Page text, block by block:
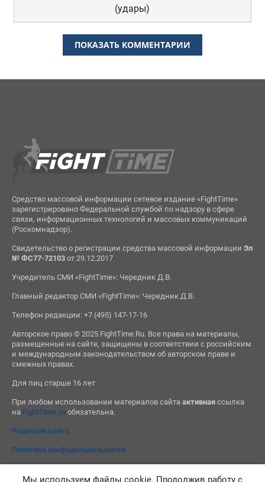
(удары)
ПОКАЗАТЬ КОММЕНТАРИИ
Средство массовой информации сетевое издание «FightTime»
зарегистрировано Федеральной службой по надзору в сфере
связи, информационных технологий и массовых коммуникаций
(Роскомнадзор).
Свидетельство о регистрации средства массовой информации Эл
№ ФС77-72103от 29.12.2017
Учредитель СМИ «FightTime»: Чередник Д.В.
Главный редактор СМИ «FightTime»: Чередник Д.В.
Телефон редакции: +7 (495) 147-17-16
Авторское право © 2025 FightTime.Ru. Все права на материалы,
размещенные на сайте, защищены в соответствии с российским
и международным законодательством об авторском праве и
смежных правах.
Для лиц старше 16 лет
При любом использовании материалов сайта активнаяссылка
на FightTime.ruобязательна.
Редакция сайта
Политика конфиденциальности
Мы используем файлы cookie. Продолжив работу с